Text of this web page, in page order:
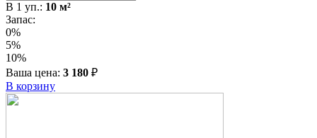
В 1 уп.: 10 м²
Запас:
0%
5%
10%
Ваша цена: 3 180 ₽
В корзину